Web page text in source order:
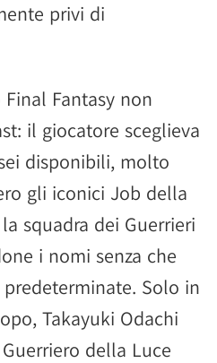
privi di
Fantasy non
il giocatore sceglieva
disponibili, molto
gli iconici Job della
squadra dei Guerrieri
i nomi senza che
Solo in
Takayuki Odachi
della Luce